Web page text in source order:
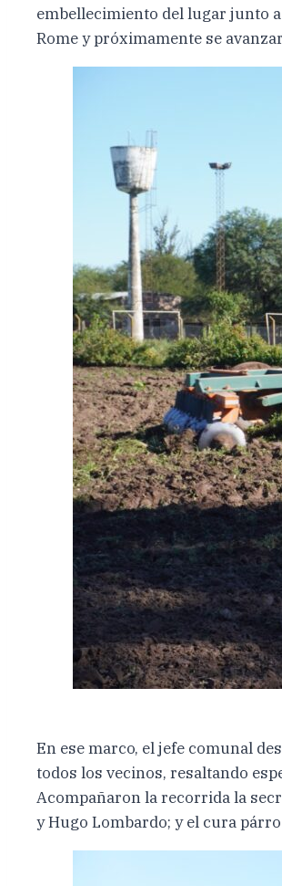
embellecimiento del lugar junto
Rome y próximamente se
En ese marco, el jefe comunal
todos los vecinos, resaltando
Acompañaron la recorrida la
y Hugo Lombardo; y el cura